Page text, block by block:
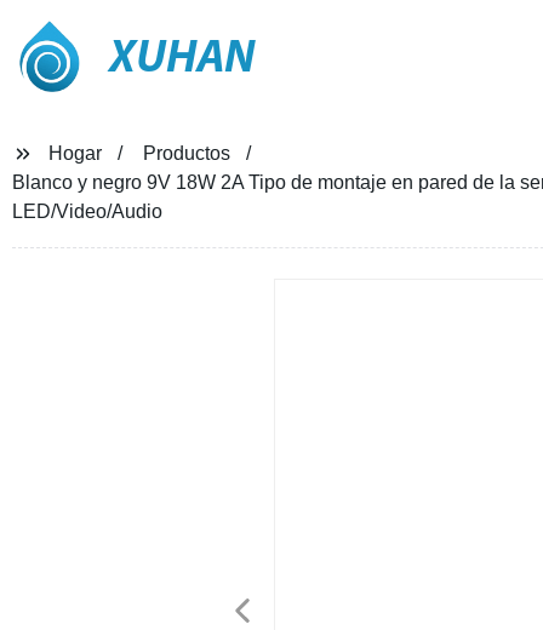
XUHAN
Hogar
Productos
Blanco y negro 9V 18W 2A Tipo de montaje en pared de la
LED/Video/Audio